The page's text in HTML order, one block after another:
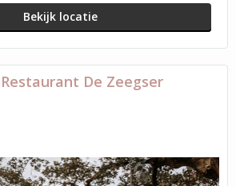
Bekijk locatie
De Zeegser